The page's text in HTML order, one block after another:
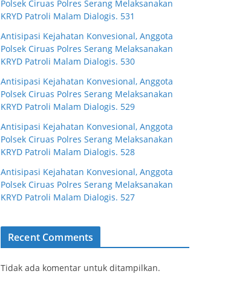
Polsek Ciruas Polres Serang Melaksanakan
KRYD Patroli Malam Dialogis. 531
Antisipasi Kejahatan Konvesional, Anggota
Polsek Ciruas Polres Serang Melaksanakan
KRYD Patroli Malam Dialogis. 530
Antisipasi Kejahatan Konvesional, Anggota
Polsek Ciruas Polres Serang Melaksanakan
KRYD Patroli Malam Dialogis. 529
Antisipasi Kejahatan Konvesional, Anggota
Polsek Ciruas Polres Serang Melaksanakan
KRYD Patroli Malam Dialogis. 528
Antisipasi Kejahatan Konvesional, Anggota
Polsek Ciruas Polres Serang Melaksanakan
KRYD Patroli Malam Dialogis. 527
Recent Comments
Tidak ada komentar untuk ditampilkan.